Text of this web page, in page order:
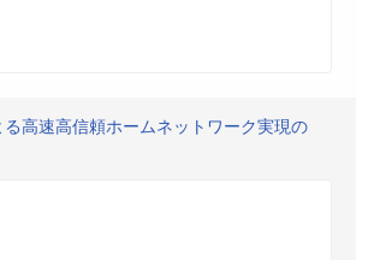
る高速高信頼ホームネットワーク実現の